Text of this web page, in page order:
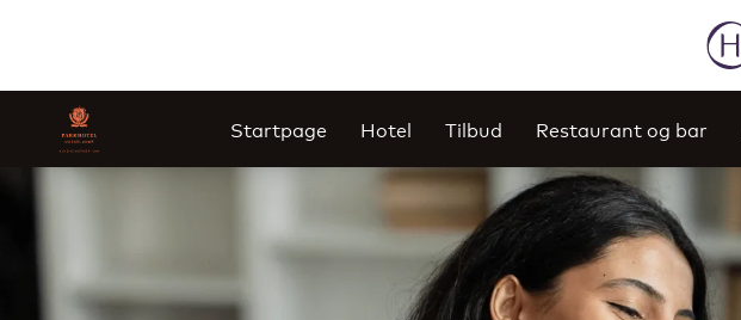
Startpage Hotel Tilbud Restaurant og bar
Slide 1 af 1